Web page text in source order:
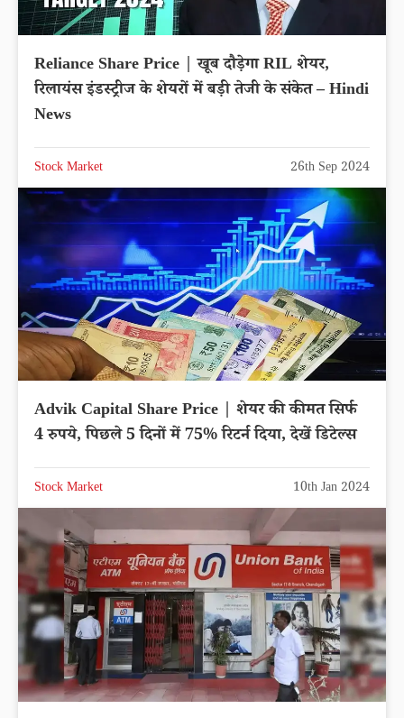
Reliance Share Price | खूब दौड़ेगा RIL शेयर,
रिलायंस इंडस्ट्रीज के शेयरों में बड़ी तेजी के संकेत – Hindi
News
Stock Market 26th Sep 2024
Advik Capital Share Price | शेयर की कीमत सिर्फ
4 रुपये, पिछले 5 दिनों में 75% रिटर्न दिया, देखें डिटेल्स
Stock Market 10th Jan 2024